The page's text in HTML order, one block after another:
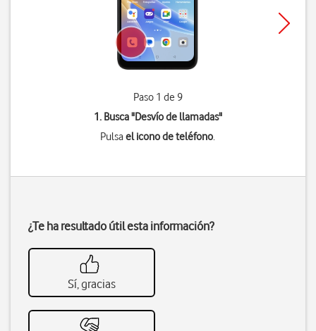
Paso 1 de 9
1. Busca "Desvío de llamadas"
Pulsael icono de teléfono.
¿Te ha resultado útil esta información?
Sí, gracias